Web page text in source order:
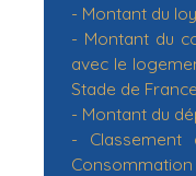
- Montant du
- Montant du
avec le
Stade de
- Montant du
-